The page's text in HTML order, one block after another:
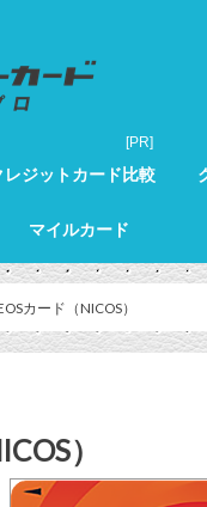
レジットカード比較
ットカード詳細
マイルカード
マイルカードランキング
カード（NICOS）
）